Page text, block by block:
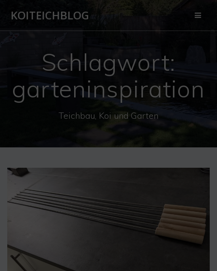
Inhalt
KOITEICHBLOG
Schlagwort:
garteninspiration
Teichbau, Koi und Garten